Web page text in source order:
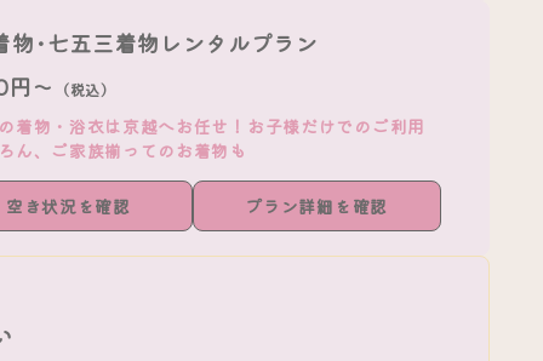
物･七五三着物レンタルプラン
～
（税込）
着物・浴衣は京越へお任せ！お子様だけでのご利用
ん、ご家族揃ってのお着物も
空き状況を確認 プラン詳細を確認